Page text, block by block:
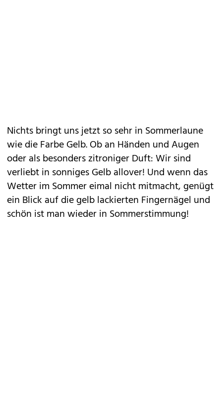
Nichts bringt uns jetzt so sehr in Sommerlaune
wie die Farbe Gelb. Ob an Händen und Augen
oder als besonders zitroniger Duft: Wir sind
verliebt in sonniges Gelb allover! Und wenn das
Wetter im Sommer eimal nicht mitmacht, genügt
ein Blick auf die gelb lackierten Fingernägel und
schön ist man wieder in Sommerstimmung!